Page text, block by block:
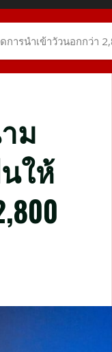
การนำเข้าวัวนอกกว่า
ม
ให้